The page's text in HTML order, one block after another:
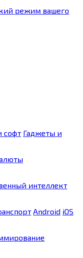
режим вашего
софт Гаджеты и
интеллект
Android iOS